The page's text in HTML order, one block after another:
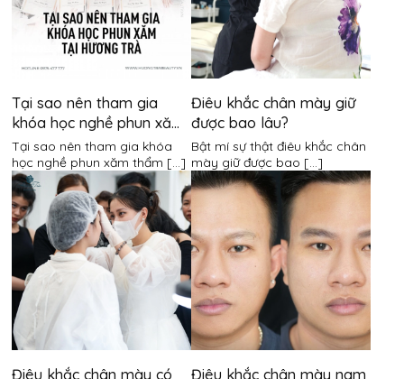
Tại sao nên tham gia
khóa học nghề phun xăm
thẩm mỹ tại Hương Trà?
Tại sao nên tham gia khóa
học nghề phun xăm thẩm [...]
Điêu khắc chân mày giữ
được bao lâu?
Bật mí sự thật điêu khắc chân
mày giữ được bao [...]
Điêu khắc chân mày có
Điêu khắc chân mày nam